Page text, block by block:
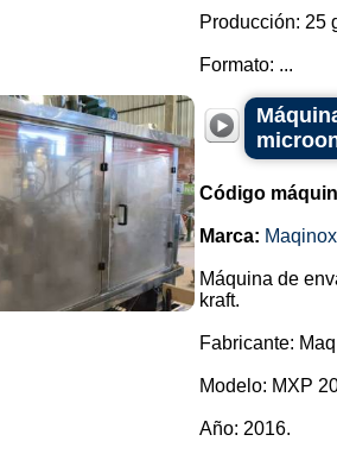
Producción: 25
Formato: ...
Código
Marca: Maqinox
Máquina de
kraft.
Fabricante:
Modelo: MXP
Año: 2016.